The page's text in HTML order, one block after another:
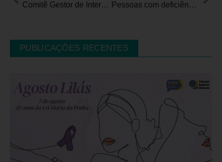
Comitê Gestor de Internet do Brasil divulga Nota Técnica sobre recomendação de Normas Técnicas para Acessibilidade Digital Pessoas com deficiência podem ter cotas e reserva de vagas no Serviço Público Federal
PUBLICAÇÕES RECENTES